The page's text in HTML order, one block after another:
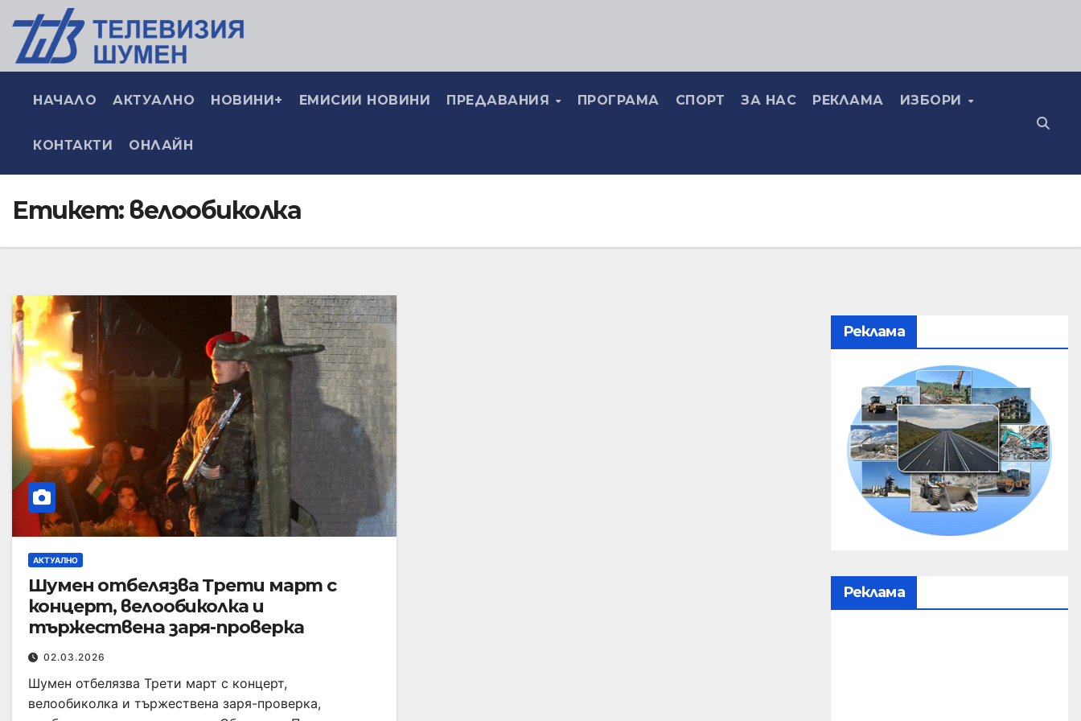
НАЧАЛО АКТУАЛНО НОВИНИ+ ЕМИСИИ НОВИНИ ПРЕДАВАНИЯ ПРОГРАМА СПОРТ ЗА НАС РЕКЛАМА ИЗБОРИ
КОНТАКТИ ОНЛАЙН
Етикет: велообиколка
АКТУАЛНО
Шумен отбелязва Трети март с
концерт, велообиколка и
тържествена заря-проверка
02.03.2026
Шумен отбелязва Трети март с концерт,
велообиколка и тържествена заря-проверка,
Реклама
Реклама